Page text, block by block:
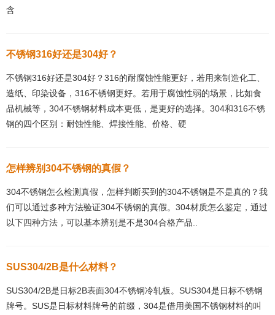
含
不锈钢316好还是304好？
不锈钢316好还是304好？316的耐腐蚀性能更好，若用来制造化工、
造纸、印染设备，316不锈钢更好。若用于腐蚀性弱的场景，比如食
品机械等，304不锈钢材料成本更低，是更好的选择。304和316不锈
钢的四个区别：耐蚀性能、焊接性能、价格、硬
怎样辨别304不锈钢的真假？
304不锈钢怎么检测真假，怎样判断买到的304不锈钢是不是真的？我
们可以通过多种方法验证304不锈钢的真假。304材质怎么鉴定，通过
以下四种方法，可以基本辨别是不是304合格产品..
SUS304/2B是什么材料？
SUS304/2B是日标2B表面304不锈钢冷轧板。SUS304是日标不锈钢
牌号。SUS是日标材料牌号的前缀，304是借用美国不锈钢材料的叫